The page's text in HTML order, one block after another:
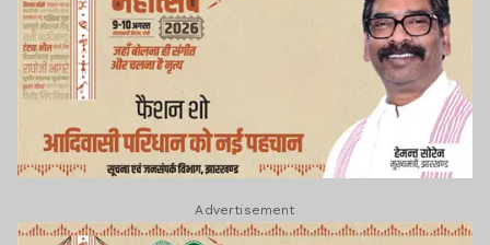
Advertisement